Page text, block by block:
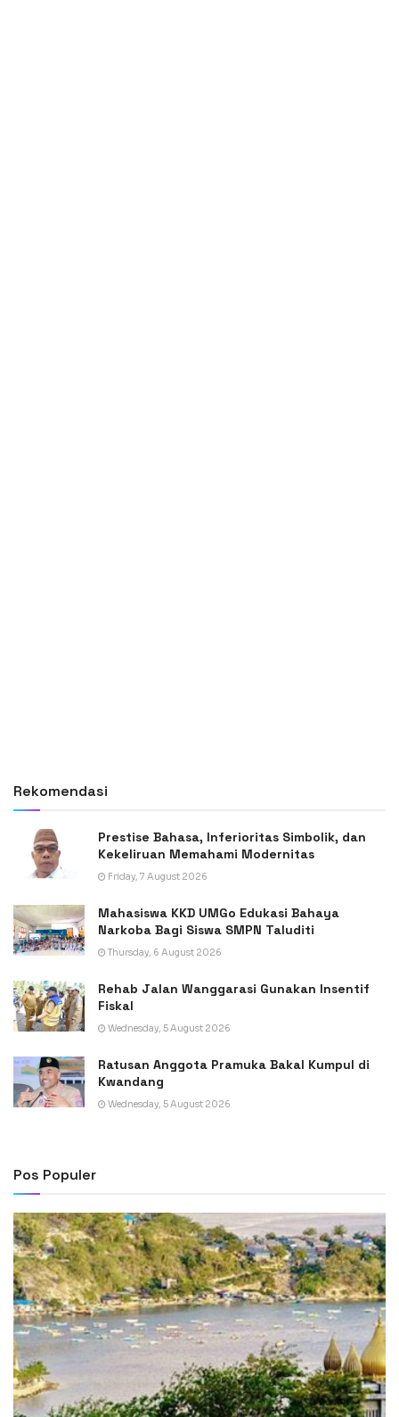
Rekomendasi
Prestise Bahasa, Inferioritas Simbolik, dan
Kekeliruan Memahami Modernitas
Friday, 7 August 2026
Mahasiswa KKD UMGo Edukasi Bahaya
Narkoba Bagi Siswa SMPN Taluditi
Thursday, 6 August 2026
Rehab Jalan Wanggarasi Gunakan Insentif
Fiskal
Wednesday, 5 August 2026
Ratusan Anggota Pramuka Bakal Kumpul di
Kwandang
Wednesday, 5 August 2026
Pos Populer